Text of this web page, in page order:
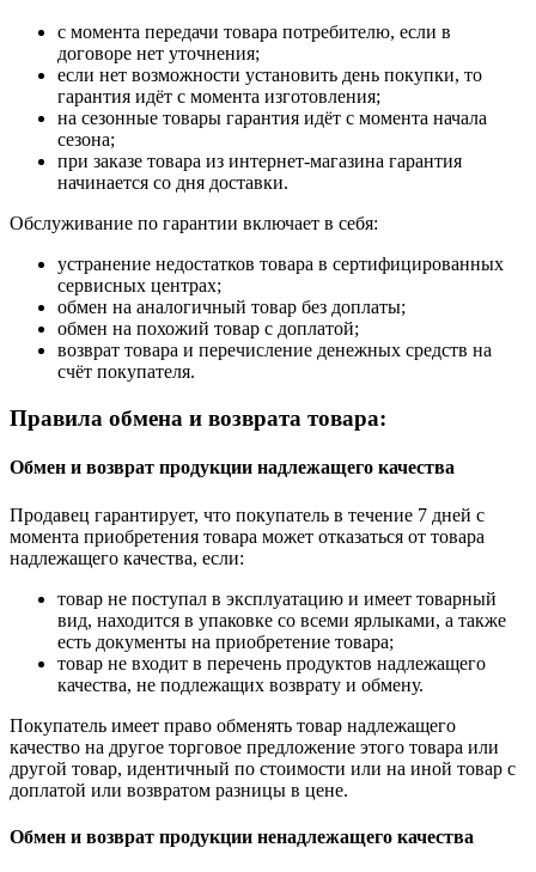
с момента передачи товара потребителю, если в
договоре нет уточнения;
если нет возможности установить день покупки, то
гарантия идёт с момента изготовления;
на сезонные товары гарантия идёт с момента начала
сезона;
при заказе товара из интернет-магазина гарантия
начинается со дня доставки.
Обслуживание по гарантии включает в себя:
устранение недостатков товара в сертифицированных
сервисных центрах;
обмен на аналогичный товар без доплаты;
обмен на похожий товар с доплатой;
возврат товара и перечисление денежных средств на
счёт покупателя.
Правила обмена и возврата товара:
Обмен и возврат продукции надлежащего качества
Продавец гарантирует, что покупатель в течение 7 дней с
момента приобретения товара может отказаться от товара
надлежащего качества, если:
товар не поступал в эксплуатацию и имеет товарный
вид, находится в упаковке со всеми ярлыками, а также
есть документы на приобретение товара;
товар не входит в перечень продуктов надлежащего
качества, не подлежащих возврату и обмену.
Покупатель имеет право обменять товар надлежащего
качество на другое торговое предложение этого товара или
другой товар, идентичный по стоимости или на иной товар с
доплатой или возвратом разницы в цене.
Обмен и возврат продукции ненадлежащего качества